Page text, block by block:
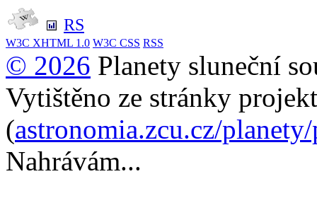
RS
W3C XHTML 1.0 W3C CSS RSS
© 2026 Planety sluneční
Vytištěno ze stránky
(astronomia.zcu.cz/
Nahrávám...